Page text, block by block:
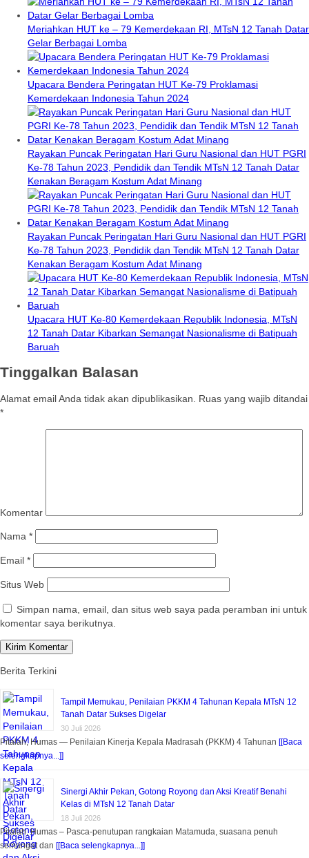
Meriahkan HUT ke – 79 Kemerdekaan RI, MTsN 12 Tanah Datar
Gelar Berbagai Lomba
Upacara Bendera Peringatan HUT Ke-79 Proklamasi
Kemerdekaan Indonesia Tahun 2024
Rayakan Puncak Peringatan Hari Guru Nasional dan HUT PGRI
Ke-78 Tahun 2023, Pendidik dan Tendik MTsN 12 Tanah Datar
Kenakan Beragam Kostum Adat Minang
Rayakan Puncak Peringatan Hari Guru Nasional dan HUT PGRI
Ke-78 Tahun 2023, Pendidik dan Tendik MTsN 12 Tanah Datar
Kenakan Beragam Kostum Adat Minang
Upacara HUT Ke-80 Kemerdekaan Republik Indonesia, MTsN
12 Tanah Datar Kibarkan Semangat Nasionalisme di Batipuah
Baruah
Tinggalkan Balasan
Alamat email Anda tidak akan dipublikasikan. Ruas yang wajib ditandai
*
Komentar
Nama *
Email *
Situs Web
Simpan nama, email, dan situs web saya pada peramban ini untuk
komentar saya berikutnya.
Berita Terkini
Tampil Memukau, Penilaian PKKM 4 Tahunan Kepala MTsN 12
Tanah Datar Sukses Digelar
30 Juli 2026
Pitalah, Humas — Penilaian Kinerja Kepala Madrasah (PKKM) 4 Tahunan [[Baca
selengkapnya...]]
Sinergi Akhir Pekan, Gotong Royong dan Aksi Kreatif Benahi
Kelas di MTsN 12 Tanah Datar
18 Juli 2026
Pitalah, Humas – Pasca-penutupan rangkaian Matamuda, suasana penuh
semangat dan [[Baca selengkapnya...]]